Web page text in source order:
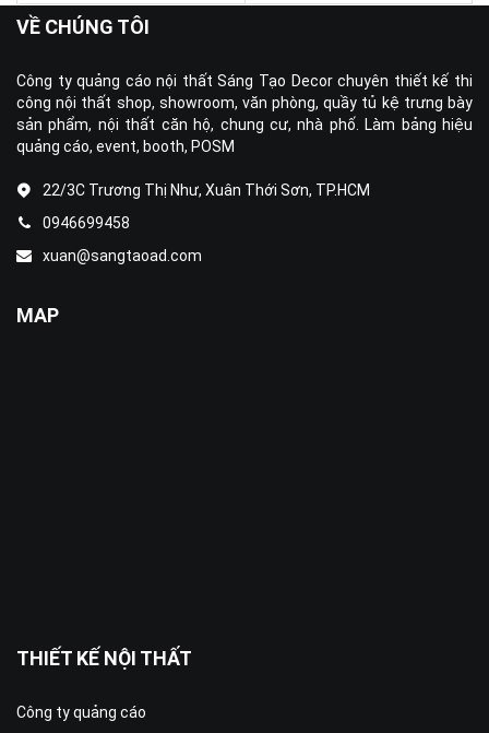
VỀ CHÚNG TÔI
Công ty quảng cáo nội thất Sáng Tạo Decor chuyên thiết kế thi
công nội thất shop, showroom, văn phòng, quầy tủ kệ trưng bày
sản phẩm, nội thất căn hộ, chung cư, nhà phố. Làm bảng hiệu
quảng cáo, event, booth, POSM
22/3C Trương Thị Như, Xuân Thới Sơn, TP.HCM
0946699458
xuan@sangtaoad.com
MAP
THIẾT KẾ NỘI THẤT
Công ty quảng cáo